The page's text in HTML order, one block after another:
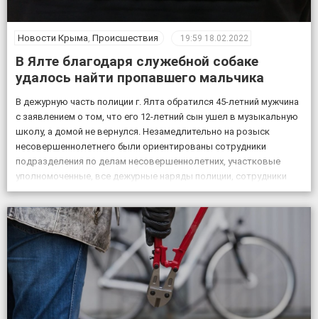
Новости Крыма, Происшествия 19:59 18.02.2022
В Ялте благодаря служебной собаке
удалось найти пропавшего мальчика
В дежурную часть полиции г. Ялта обратился 45-летний мужчина
с заявлением о том, что его 12-летний сын ушел в музыкальную
школу, а домой не вернулся. Незамедлительно на розыск
несовершеннолетнего были ориентированы сотрудники
подразделения по делам несовершеннолетних, участковые
уполномоченные, все дежурные наряды полиции, сотрудники
патрульной постовой службы, ГИБДД, уголовного розыска.
Также к поисковым мероприятиям привлекли кинолога […]